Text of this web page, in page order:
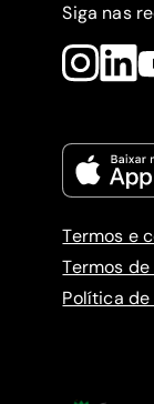
Siga nas
Termos e
Termos de
Política